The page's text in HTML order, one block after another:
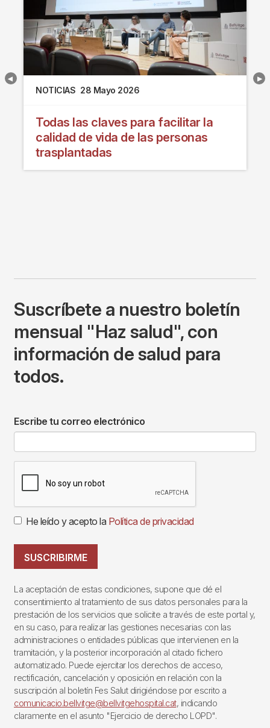
NOTICIAS 28 Mayo 2026
Todas las claves para facilitar la
calidad de vida de las personas
trasplantadas
Suscríbete a nuestro boletín
mensual "Haz salud", con
información de salud para
todos.
Escribe tu correo electrónico
He leído y acepto la Política de privacidad
SUSCRIBIRME
La aceptación de estas condiciones, supone que dé el
consentimiento al tratamiento de sus datos personales para la
prestación de los servicios que solicite a través de este portal y,
en su caso, para realizar las gestiones necesarias con las
administraciones o entidades públicas que intervienen en la
tramitación, y la posterior incorporación al citado fichero
automatizado. Puede ejercitar los derechos de acceso,
rectificación, cancelación y oposición en relación con la
suscripción al boletín Fes Salut dirigiéndose por escrito a
comunicacio.bellvitge@bellvitgehospital.cat, indicando
claramente en el asunto "Ejercicio de derecho LOPD".